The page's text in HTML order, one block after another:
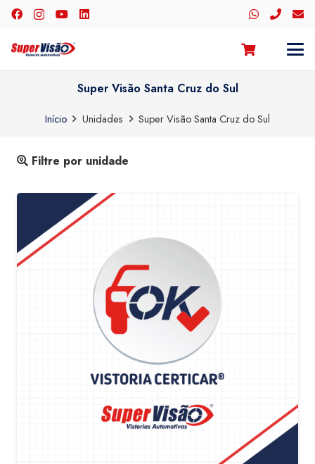
Super Visão Santa Cruz do Sul
Início Unidades Super Visão Santa Cruz do Sul
Filtre por unidade